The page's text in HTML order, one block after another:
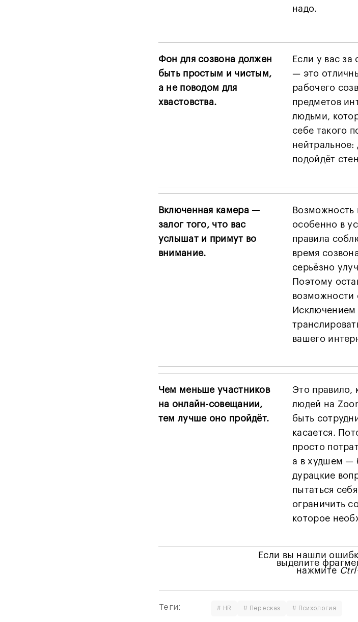
надо.
Фон для созвона должен
быть простым и чистым,
а не поводом для
хвастовства.
Если у вас
— это
рабочего
предметов
людьми,
себе такого
подойдёт
Включенная камера —
залог того, что вас
услышат и примут во
внимание.
Возможность
особенно в
правила
время
серьёзно
Поэтому
возможности
Исключением
вашего
Чем меньше участников
на онлайн-совещании,
тем лучше оно пройдёт.
Это правило,
людей на
быть
касается.
просто
а в худшем —
дурацкие
пытаться
ограничить
которое
Если вы нашли
выделите
нажмите
Теги: # HR # Пересказ # Психология